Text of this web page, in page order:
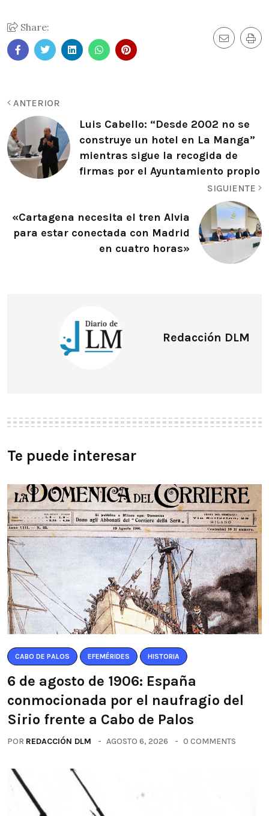
Share:
ANTERIOR
Luis Cabello: “Desde 2002 no se
construye un hotel en La Manga”
mientras sigue la recogida de
firmas por el Ayuntamiento propio
SIGUIENTE
«Cartagena necesita el tren Alvia
para estar conectada con Madrid
en cuatro horas»
Redacción DLM
Te puede interesar
CABO DE PALOS EFEMÉRIDES HISTORIA
6 de agosto de 1906: España
conmocionada por el naufragio del
Sirio frente a Cabo de Palos
POR REDACCIÓN DLM AGOSTO 6, 2026 0 COMMENTS